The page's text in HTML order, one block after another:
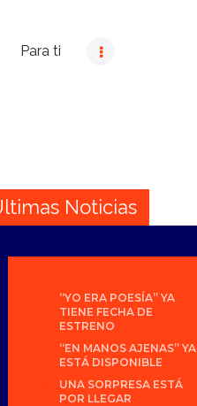
Para ti
Noticias
“YO ERA POESÍA” YA
TIENE FECHA DE
ESTRENO
“EN MANOS AJENAS” YA
ESTÁ DISPONIBLE
UNA SORPRESA ESTÁ
POR LLEGAR